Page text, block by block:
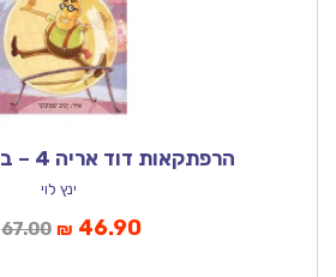
הרפתקאות דוד אריה 4 – בקוטב המערבי
ינץ לוי
67.00המחיר
₪ 46.90המחיר